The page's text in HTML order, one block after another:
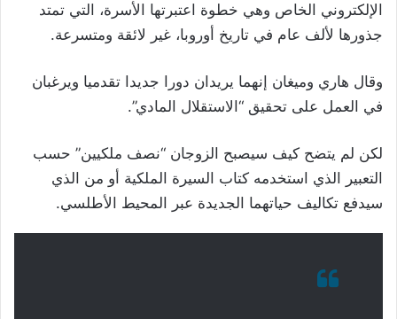
الإلكتروني الخاص وهي خطوة اعتبرتها الأسرة، التي تمتد
جذورها لألف عام في تاريخ أوروبا، غير لائقة ومتسرعة.
وقال هاري وميغان إنهما يريدان دورا جديدا تقدميا ويرغبان
في العمل على تحقيق “الاستقلال المادي”.
لكن لم يتضح كيف سيصبح الزوجان “نصف ملكيين” حسب
التعبير الذي استخدمه كتاب السيرة الملكية أو من الذي
سيدفع تكاليف حياتهما الجديدة عبر المحيط الأطلسي.